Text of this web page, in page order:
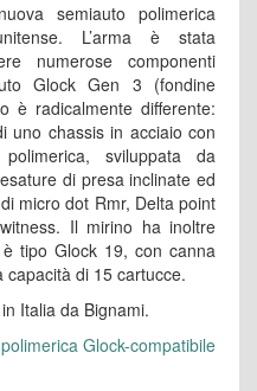
Glock-
compatibile
semiauto polimerica
L’arma è stata
numerose componenti
Glock Gen 3 (fondine
è radicalmente differente:
uno chassis in acciaio con
polimerica, sviluppata da
di presa inclinate ed
micro dot Rmr, Delta point
Il mirino ha inoltre
tipo Glock 19, con canna
capacità di 15 cartucce.
Italia da Bignami.
Glock-compatibile